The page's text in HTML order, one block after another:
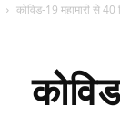
कोविड-19 महामारी से